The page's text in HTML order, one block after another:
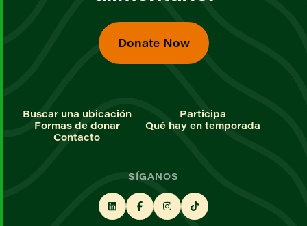
Donate Now
Buscar una ubicación
Participa
Formas de donar
Qué hay en temporada
Contacto
SÍGANOS